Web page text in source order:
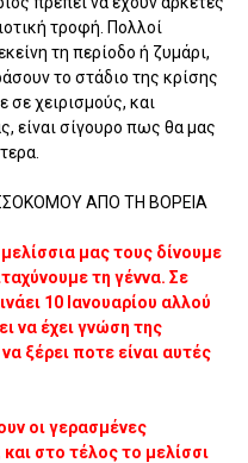
τροφή. Πολλοί
τη περίοδο ή ζυμάρι,
το στάδιο της κρίσης
χειρισμούς, και
είναι σίγουρο πως θα μας
ΑΠΟ ΤΗ ΒΟΡΕΙΑ
μας τους δίνουμε
τη γέννα. Σε
10 Ιανουαρίου αλλού
να έχει γνώση της
ξέρει ποτε είναι αυτές
οι γερασμένες
στο τέλος το μελίσσι